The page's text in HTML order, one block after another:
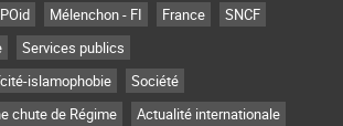
Mélenchon - FI France
SNCF
Services publics
islamophobie
Société
chute de Régime
Actualité internationale